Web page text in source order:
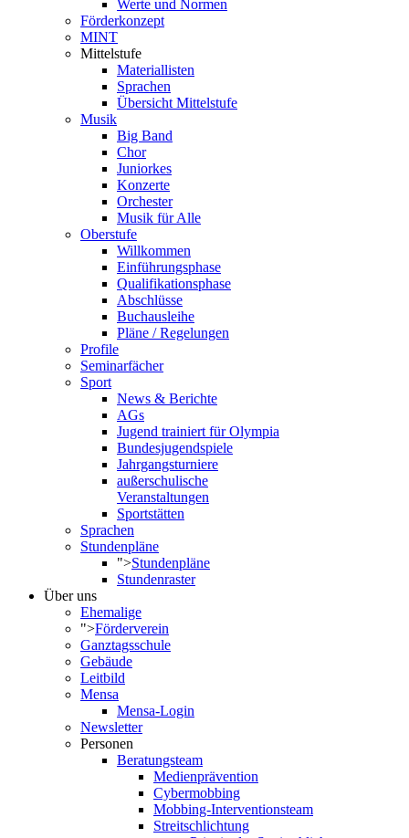
Werte und Normen
Förderkonzept
MINT
Mittelstufe
Materiallisten
Sprachen
Übersicht Mittelstufe
Musik
Big Band
Chor
Juniorkes
Konzerte
Orchester
Musik für Alle
Oberstufe
Willkommen
Einführungsphase
Qualifikationsphase
Abschlüsse
Buchausleihe
Pläne / Regelungen
Profile
Seminarfächer
Sport
News & Berichte
AGs
Jugend trainiert für Olympia
Bundesjugendspiele
Jahrgangsturniere
außerschulische
Veranstaltungen
Sportstätten
Sprachen
Stundenpläne
">Stundenpläne
Stundenraster
Über uns
Ehemalige
">Förderverein
Ganztagsschule
Gebäude
Leitbild
Mensa
Mensa-Login
Newsletter
Personen
Beratungsteam
Medienprävention
Cybermobbing
Mobbing-Interventionsteam
Streitschlichtung